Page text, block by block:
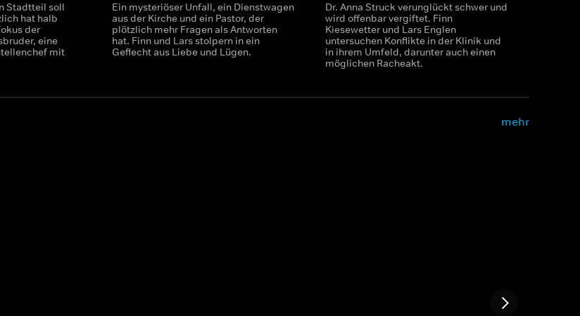
Stadtteil soll
hat halb
der
eine
mit
Ein mysteriöser Unfall, ein Dienstwagen
aus der Kirche und ein Pastor, der
plötzlich mehr Fragen als Antworten
hat. Finn und Lars stolpern in ein
Geflecht aus Liebe und Lügen.
Dr. Anna Struck verunglückt schwer und
wird offenbar vergiftet. Finn
Kiesewetter und Lars Englen
untersuchen Konflikte in der Klinik und
in ihrem Umfeld, darunter auch einen
möglichen Racheakt.
mehr